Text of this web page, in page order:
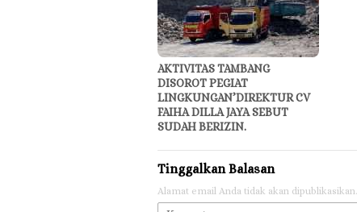
AKTIVITAS TAMBANG
DISOROT PEGIAT
LINGKUNGAN’DIREKTUR CV
FAIHA DILLA JAYA SEBUT
SUDAH BERIZIN.
Tinggalkan Balasan
Alamat email Anda tidak akan dipublikasikan.